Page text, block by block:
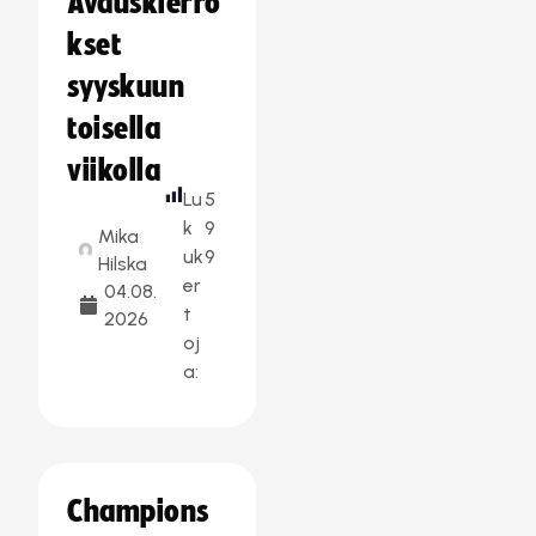
kset
syyskuun
toisella
viikolla
Mika
Hilska
04.08.
2026
Lu
k
uk
er
t
oj
a:
5
9
9
Champions